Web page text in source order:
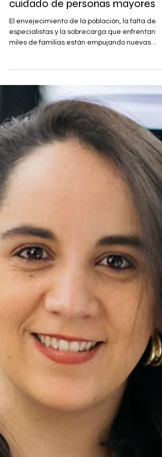
que comienza a instalarse en el
cuidado de personas mayores
El envejecimiento de la población, la falta de
medio de ese escenario -y mientras el país
comienza a debatir cómo enfrentar los
de largo plazo tras la reciente promulgación de
la Ley Integral de Personas Mayores-, algunas
soluciones ya comenzaron a incorporar
inteligencia artificial para detectar señales de
alerta antes de que una situación